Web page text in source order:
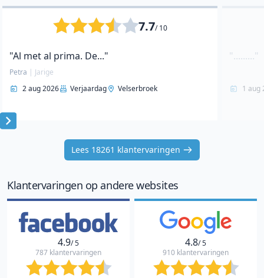
7.7/ 10
"Al met al prima. De..."
Petra | Jarige
2 aug 2026
Verjaardag Velserbroek
"........."
1 aug
Item
Lees 18261 klantervaringen
Klantervaringen op andere websites
4.9/ 5
787 klantervaringen
4.8/ 5
910 klantervaringen